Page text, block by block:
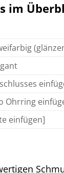
im
Ohrring
einfügen]